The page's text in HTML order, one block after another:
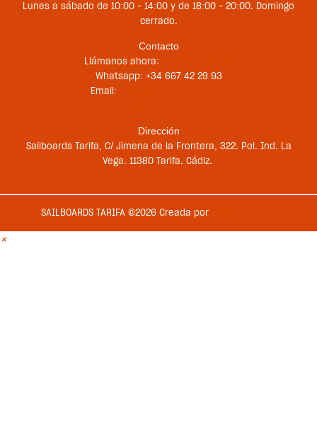
Lunes a sábado de 10:00 – 14:00 y de 18:00 – 20:00. Domingo
cerrado.
Contacto
Llámanos ahora:
Whatsapp: +34 667 42 29 93
Email:
Dirección
Sailboards Tarifa, C/ Jimena de la Frontera, 322. Pol. Ind. La
Vega. 11380 Tarifa. Cádiz.
SAILBOARDS TARIFA ©2026 Creada por
×